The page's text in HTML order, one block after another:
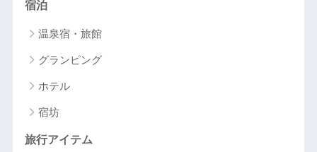
宿泊
温泉宿・旅館
グランピング
ホテル
宿坊
旅行アイテム